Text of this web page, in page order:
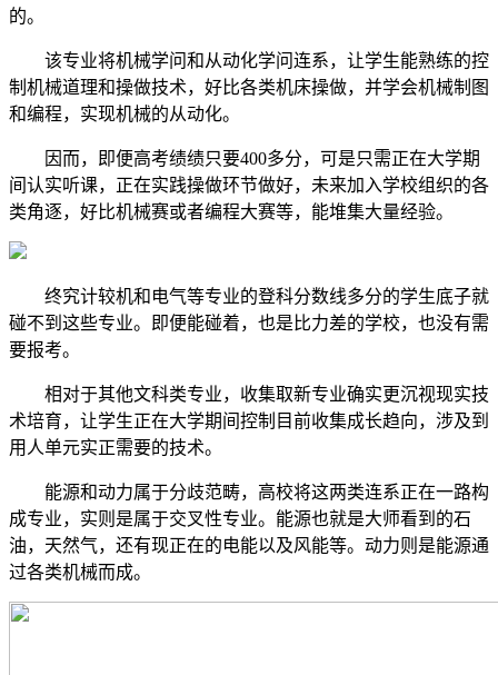
的。
该专业将机械学问和从动化学问连系，让学生能熟练的控
制机械道理和操做技术，好比各类机床操做，并学会机械制图
和编程，实现机械的从动化。
因而，即便高考绩绩只要400多分，可是只需正在大学期
间认实听课，正在实践操做环节做好，未来加入学校组织的各
类角逐，好比机械赛或者编程大赛等，能堆集大量经验。
终究计较机和电气等专业的登科分数线多分的学生底子就
碰不到这些专业。即便能碰着，也是比力差的学校，也没有需
要报考。
相对于其他文科类专业，收集取新专业确实更沉视现实技
术培育，让学生正在大学期间控制目前收集成长趋向，涉及到
用人单元实正需要的技术。
能源和动力属于分歧范畴，高校将这两类连系正在一路构
成专业，实则是属于交叉性专业。能源也就是大师看到的石
油，天然气，还有现正在的电能以及风能等。动力则是能源通
过各类机械而成。